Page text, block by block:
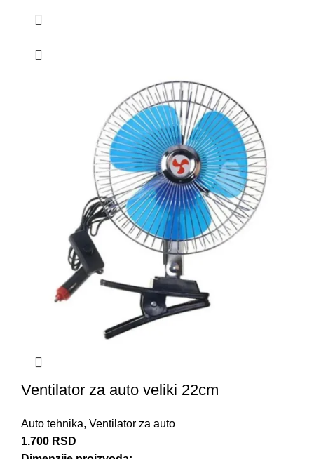
Ventilator za auto veliki 22cm
Auto tehnika, Ventilator za auto
1.700 RSD